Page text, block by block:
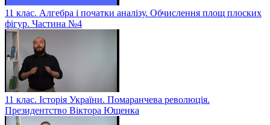
11 клас. Алгебра і початки аналізу. Обчислення площ плоских
фігур. Частина №4
11 клас. Історія України. Помаранчева революція.
Президентство Віктора Ющенка